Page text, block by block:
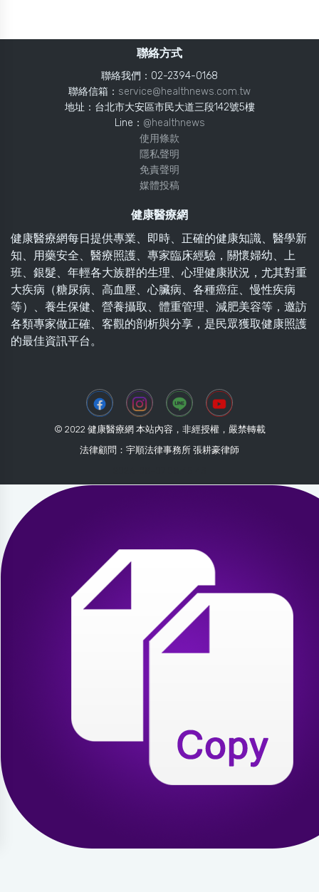
聯絡方式
聯絡我們：02-2394-0168
聯絡信箱： service@healthnews.com.tw
地址：台北市大安區市民大道三段142號5樓
Line： @healthnews
使用條款
隱私聲明
免責聲明
媒體投稿
健康醫療網
健康醫療網每日提供專業、即時、正確的健康知識、醫學新
知、用藥安全、醫療照護、專家臨床經驗，關懷婦幼、上
班、銀髮、年輕各大族群的生理、心理健康狀況，尤其對重
大疾病（糖尿病、高血壓、心臟病、各種癌症、慢性疾病
等）、養生保健、營養攝取、體重管理、減肥美容等，邀訪
各類專家做正確、客觀的剖析與分享，是民眾獲取健康照護
的最佳資訊平台。
© 2022 健康醫療網 本站內容，非經授權，嚴禁轉載
法律顧問：宇順法律事務所 張耕豪律師